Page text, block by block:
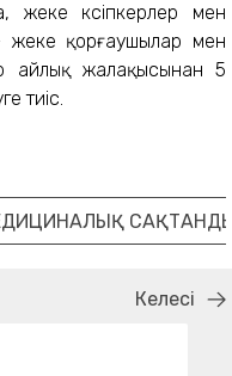
кәсіпкерлер мен
жеке қорғаушылар мен
айлық жалақысынан 5
тиіс.
Келесі